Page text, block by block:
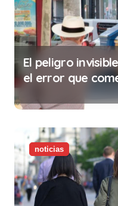
El peligro
el error que
minutos en tu
ilegalidad que te
la vida)
noticias